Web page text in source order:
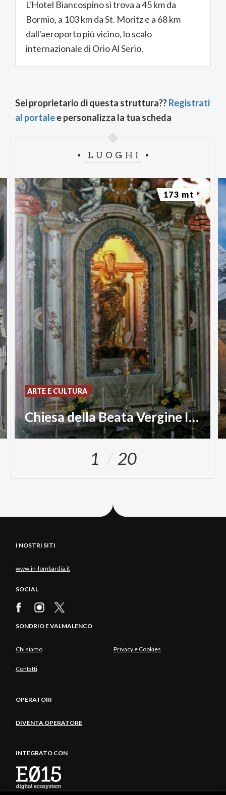
L'Hotel Biancospino si trova a 45 km da
Bormio, a 103 km da St. Moritz e a 68 km
dall'aeroporto più vicino, lo scalo
internazionale di Orio Al Serio.
Sei proprietario di questa struttura??Registrati
al portalee personalizza la tua scheda
LUOGHI
Chiesa della Beata Vergine Immacolata
ARTE E CULTURA
173 mt
1 20
I NOSTRI SITI
www.in-lombardia.it
SOCIAL
SONDRIO E VALMALENCO
Chi siamo Privacy e Cookies
Contatti
OPERATORI
DIVENTA OPERATORE
INTEGRATO CON